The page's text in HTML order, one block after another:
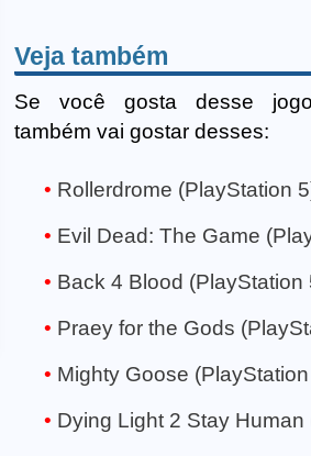
Veja também
Se você gosta desse
também vai gostar desses:
Rollerdrome (PlayStation
Evil Dead: The Game
Back 4 Blood (PlayStation
Praey for the Gods
Mighty Goose
Dying Light 2 Stay Human